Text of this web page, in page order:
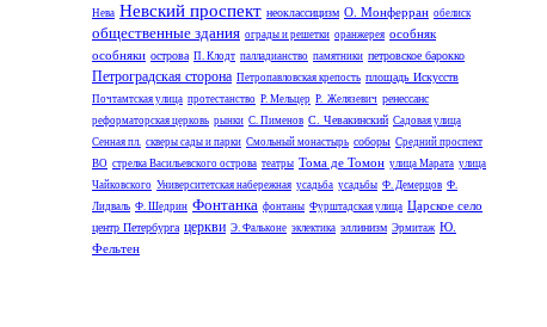
Нева Невский проспект неоклассицизм О. Монферран обелиск
общественные здания ограды и решетки оранжерея особняк
особняки острова П. Клодт палладианство памятники петровское барокко
Петроградская сторона Петропавловская крепость площадь Искусств
Почтамтская улица протестанство Р. Мельцер Р. Желязевич ренессанс
реформаторская церковь рынки С. Пименов С. Чевакинский Садовая улица
Сенная пл. скверы сады и парки Смольный монастырь соборы Средний проспект
ВО стрелка Васильевского острова театры Тома де Томон улица Марата улица
Чайковского Университетская набережная усадьба усадьбы Ф. Демерцов Ф.
Лидваль Ф. Шедрин Фонтанка фонтаны Фурштадская улица Царское село
центр Петербурга церкви Э. Фальконе эклектика эллинизм Эрмитаж Ю.
Фельтен